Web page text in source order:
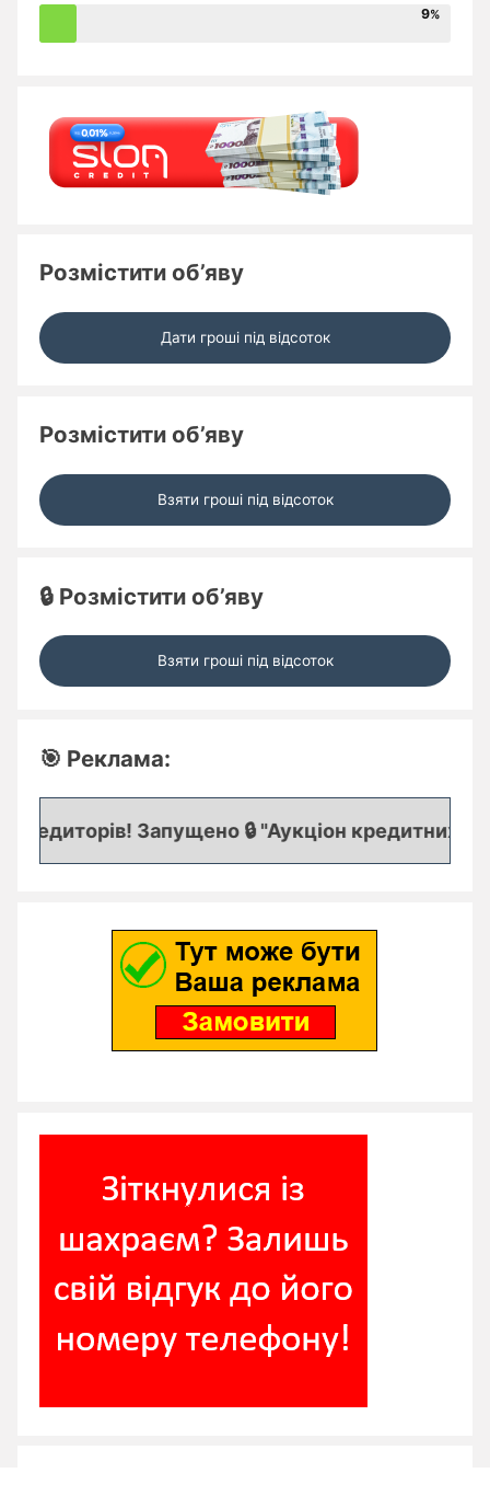
9
Розмістити об’яву
Дати гроші під відсоток
Розмістити об’яву
Взяти гроші під відсоток
🔒 Розмістити об’яву
Взяти гроші під відсоток
🎯 Реклама:
Запущено 🔒 "Аукціон кредитних